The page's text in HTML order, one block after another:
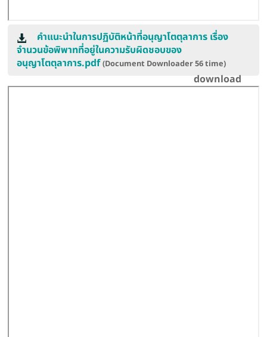
คำแนะนำในการปฏิบัติหน้าที่อนุญาโตตุลาการ เรื่อง
จำนวนข้อพิพาทที่อยู่ในความรับผิดชอบของ
อนุญาโตตุลาการ.pdf(Document Downloader56time)